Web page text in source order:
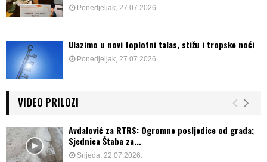
Ponedjeljak, 27.07.2026.
Ulazimo u novi toplotni talas, stižu i tropske noći
Ponedjeljak, 27.07.2026.
VIDEO PRILOZI
Avdalović za RTRS: Ogromne posljedice od grada;
Sjednica Štaba za...
Srijeda, 22.07.2026.